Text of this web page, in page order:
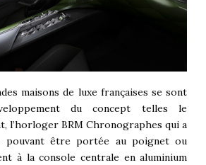
maisons de luxe françaises se sont
du concept telles le
l’horloger BRM Chronographes qui a
pouvant être portée au poignet ou
à la console centrale en aluminium